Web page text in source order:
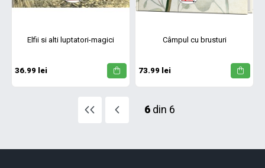
Elfii si alti luptatori-magici
36.99 lei
Câmpul cu brusturi
73.99 lei
6 din 6